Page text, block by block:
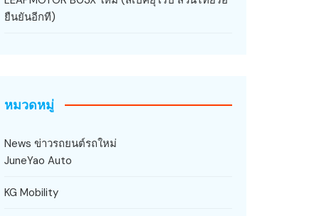
ยืนยันอีกที)
หมวดหมู่
News ข่าวรถยนต์รถใหม่
JuneYao Auto
KG Mobility